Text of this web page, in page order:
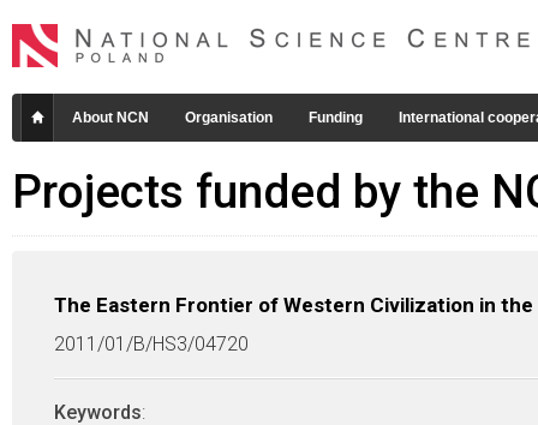
About NCN Organisation Funding International
Projects funded by the
The Eastern Frontier of Western Civilization in
2011/01/B/HS3/04720
Keywords: